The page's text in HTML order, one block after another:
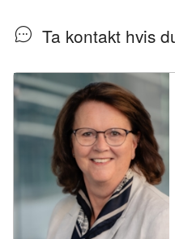
BA) som jobber for en
anleggsnæring.
Ta kontakt hvis